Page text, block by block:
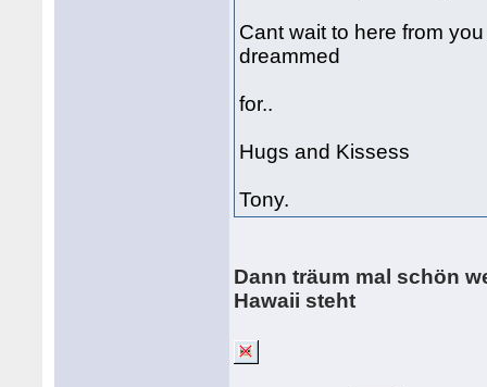
Cant wait to here from
dreammed
for..
Hugs and Kissess
Tony.
Dann träum mal schön
Hawaii steht